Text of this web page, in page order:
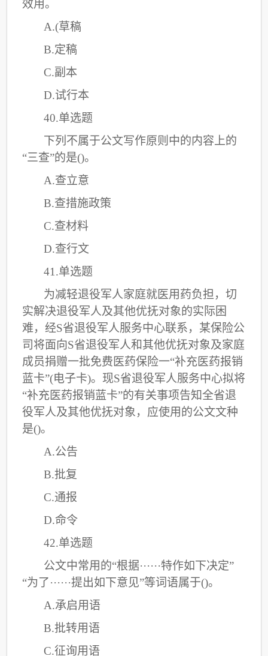
效用。
A.(草稿
B.定稿
C.副本
D.试行本
40.单选题
下列不属于公文写作原则中的内容上的
“三查”的是()。
A.查立意
B.查措施政策
C.查材料
D.查行文
41.单选题
为减轻退役军人家庭就医用药负担，切
实解决退役军人及其他优抚对象的实际困
难，经S省退役军人服务中心联系，某保险公
司将面向S省退役军人和其他优抚对象及家庭
成员捐赠一批免费医药保险一“补充医药报销
蓝卡”(电子卡)。现S省退役军人服务中心拟将
“补充医药报销蓝卡”的有关事项告知全省退
役军人及其他优抚对象，应使用的公文文种
是()。
A.公告
B.批复
C.通报
D.命令
42.单选题
公文中常用的“根据······特作如下决定”
“为了······提出如下意见”等词语属于()。
A.承启用语
B.批转用语
C.征询用语